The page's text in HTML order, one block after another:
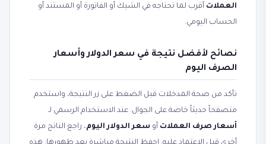
العملات أقرب لما تحتاجه في الشيك أو الفاتورة أو المستند أو
الحساب اليومي.
نصائح لأفضل نتيجة في سعر الدولار وأسعار
الصرف اليوم
تأكد من صحة المدخلات قبل الضغط على زر النتيجة، واستخدم
متصفحاً حديثاً خاصة على الجوال. عند الاستخدام الرسمي لـ
أسعار صرف العملات أو سعر الدولار اليوم، راجع الناتج مرة